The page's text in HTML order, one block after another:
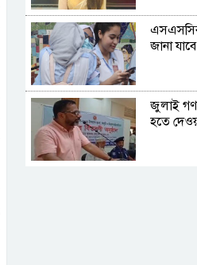
জানা
জুলাই
হতে